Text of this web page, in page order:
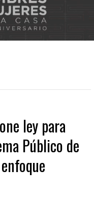
ley para
Público de